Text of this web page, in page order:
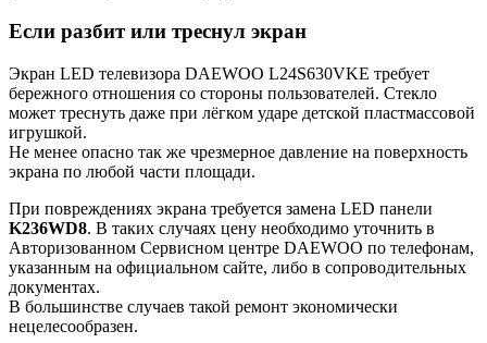
Если разбит или треснул экран
Экран LED телевизора DAEWOO L24S630VKE требует
бережного отношения со стороны пользователей. Стекло
может треснуть даже при лёгком ударе детской пластмассовой
игрушкой.
Не менее опасно так же чрезмерное давление на поверхность
экрана по любой части площади.
При повреждениях экрана требуется замена LED панели
K236WD8. В таких случаях цену необходимо уточнить в
Авторизованном Сервисном центре DAEWOO по телефонам,
указанным на официальном сайте, либо в сопроводительных
документах.
В большинстве случаев такой ремонт экономически
нецелесообразен.